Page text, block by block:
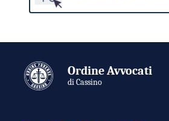
Ordine Avvocati
di Cassino